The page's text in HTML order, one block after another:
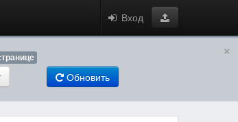
Вход
×
Обновить